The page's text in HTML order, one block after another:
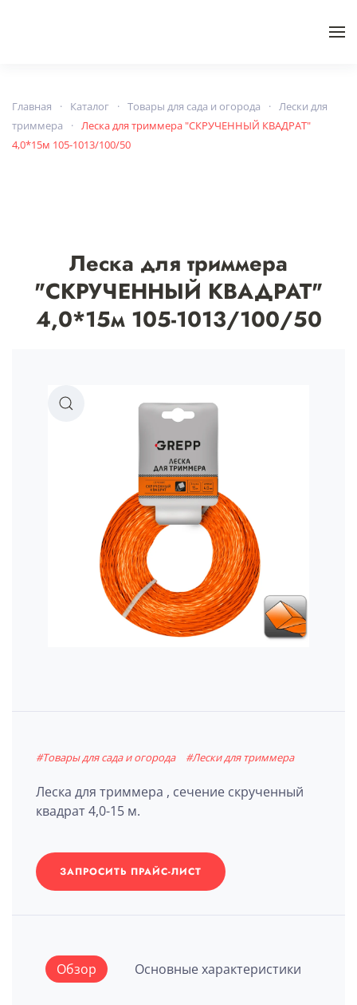
Главная Каталог Товары для сада и огорода
Лески для
триммера
Леска для триммера "СКРУЧЕННЫЙ КВАДРАТ"
4,0*15м 105-1013/100/50
Леска для триммера
"СКРУЧЕННЫЙ КВАДРАТ"
4,0*15м 105-1013/100/50
#Товары для сада и огорода #Лески для триммера
Леска для триммера , сечение скрученный
квадрат 4,0-15 м.
ЗАПРОСИТЬ ПРАЙС-ЛИСТ
Обзор Основные характеристики